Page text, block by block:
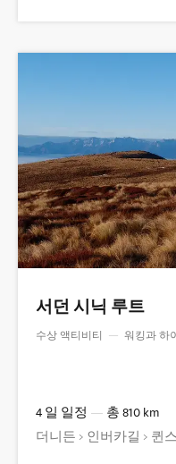
서던 시닉 루트
수상 액티비티 — 워킹과 하
4 일 일정 — 총 810 km
더니든 > 인버카길 > 퀸